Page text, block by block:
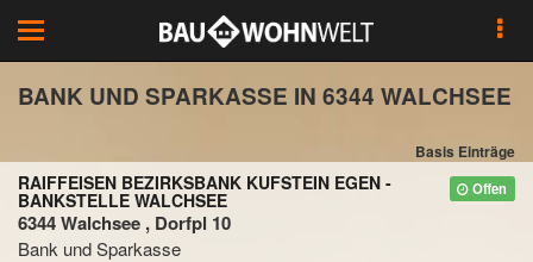
Toggle
navigation
BANK UND SPARKASSE IN 6344 WALCHSEE
Basis Einträge
Offen
RAIFFEISEN BEZIRKSBANK KUFSTEIN EGEN -
BANKSTELLE WALCHSEE
6344 Walchsee , Dorfpl 10
Bank und Sparkasse